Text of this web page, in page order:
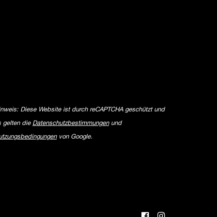
Diese Website ist durch reCAPTCHA geschützt und
gelten die Datenschutzbestimmungenund
von Google.